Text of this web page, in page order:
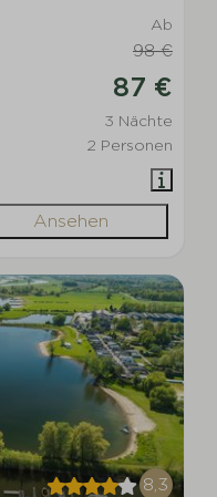
Ab
98 €
87 €
3 Nächte
2 Personen
Ansehen
8,3